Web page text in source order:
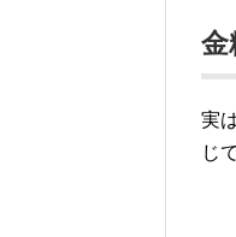
金
実
じ